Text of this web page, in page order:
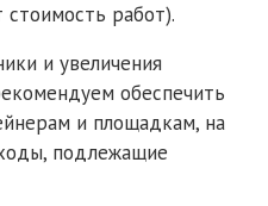
стоимость работ).
и увеличения
обеспечить
и площадкам, на
подлежащие